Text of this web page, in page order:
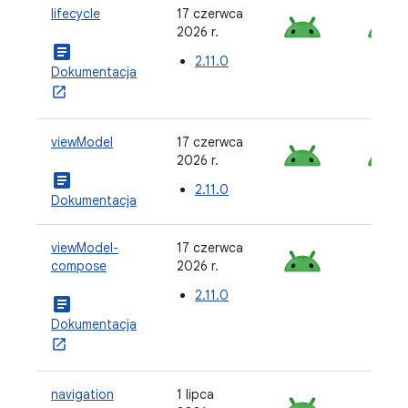
lifecycle
article
Dokumentacja
17 czerwca
2026 r.
2.11.0
viewModel
article
Dokumentacja
17 czerwca
2026 r.
2.11.0
viewModel-
compose
article
Dokumentacja
17 czerwca
2026 r.
2.11.0
navigation
1 lipca